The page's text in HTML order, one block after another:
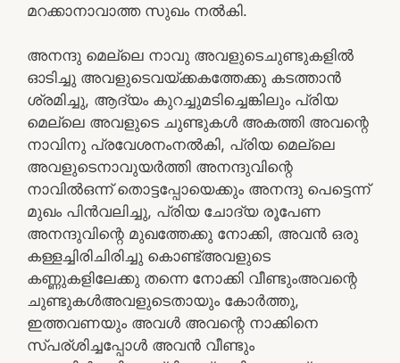
മറക്കാനാവാത്ത സുഖം നൽകി.
അനന്ദു മെല്ലെ നാവു അവളുടെചുണ്ടുകളിൽ
ഓടിച്ചു അവളുടെവയ്ക്കകത്തേക്കു കടത്താൻ
ശ്രമിച്ചു, ആദ്യം കുറച്ചുമടിച്ചെങ്കിലും പ്രിയ
മെല്ലെ അവളുടെ ചുണ്ടുകൾ അകത്തി അവന്റെ
നാവിനു പ്രവേശനംനൽകി, പ്രിയ മെല്ലെ
അവളുടെനാവുയർത്തി അനന്ദുവിന്റെ
നാവിൽഒന്ന് തൊട്ടപ്പോയെക്കും അനന്ദു പെട്ടെന്ന്
മുഖം പിൻവലിച്ചു, പ്രിയ ചോദ്യ രൂപേണ
അനന്ദുവിന്റെ മുഖത്തേക്കു നോക്കി, അവൻ ഒരു
കള്ളച്ചിരിചിരിച്ചു കൊണ്ട്അവളുടെ
കണ്ണുകളിലേക്കു തന്നെ നോക്കി വീണ്ടുംഅവന്റെ
ചുണ്ടുകൾഅവളുടെതായും കോർത്തു,
ഇത്തവണയും അവൾ അവന്റെ നാക്കിനെ
സ്പര്ശിച്ചപ്പോൾ അവൻ വീണ്ടും